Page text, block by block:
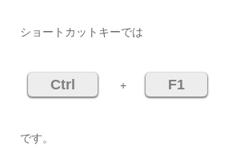
ショートカットキーでは
Ctrl + F1
です。